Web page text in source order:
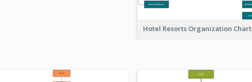
Hotel Resorts Organization Chart